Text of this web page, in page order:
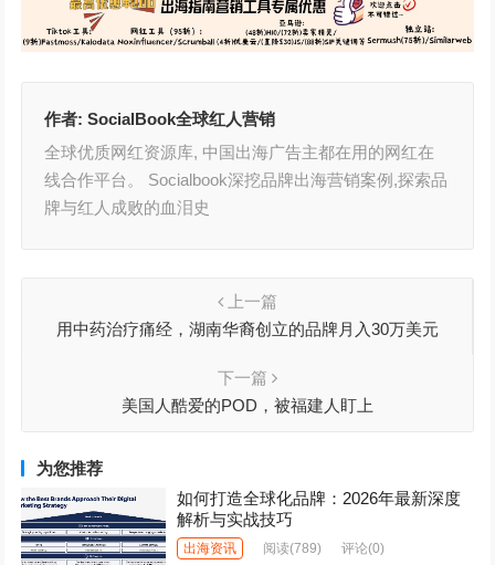
作者:SocialBook全球红人营销
全球优质网红资源库, 中国出海广告主都在用的网红在
线合作平台。 Socialbook深挖品牌出海营销案例,探索品
牌与红人成败的血泪史
上一篇
用中药治疗痛经，湖南华裔创立的品牌月入30万美元
下一篇
美国人酷爱的POD，被福建人盯上
为您推荐
如何打造全球化品牌：2026年最新深度
解析与实战技巧
出海资讯 阅读(789) 评论(0)